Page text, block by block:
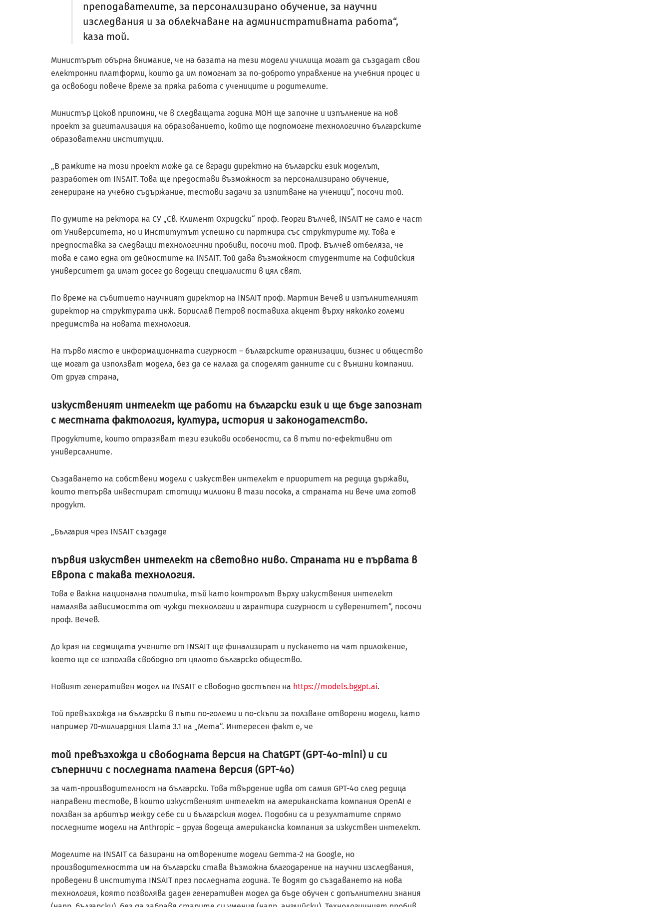
преподавателите, за персонализирано обучение, за научни
изследвания и за облекчаване на административната работа“,
каза той.
Министърът обърна внимание, че на базата на тези модели училища могат да създадат свои
електронни платформи, които да им помогнат за по-доброто управление на учебния процес и
да освободи повече време за пряка работа с учениците и родителите.
Министър Цоков припомни, че в следващата година МОН ще започне и изпълнение на нов
проект за дигитализация на образованието, който ще подпомогне технологично българските
образователни институции.
„В рамките на този проект може да се вгради директно на български език моделът,
разработен от INSAIT. Това ще предостави възможност за персонализирано обучение,
генериране на учебно съдържание, тестови задачи за изпитване на ученици“, посочи той.
По думите на ректора на СУ „Св. Климент Охридски“ проф. Георги Вълчев, INSAIT не само е част
от Университета, но и Институтът успешно си партнира със структурите му. Това е
предпоставка за следващи технологични пробиви, посочи той. Проф. Вълчев отбеляза, че
това е само една от дейностите на INSAIT. Той дава възможност студентите на Софийския
университет да имат досег до водещи специалисти в цял свят.
По време на събитието научният директор на INSAIT проф. Мартин Вечев и изпълнителният
директор на структурата инж. Борислав Петров поставиха акцент върху няколко големи
предимства на новата технология.
На първо място е информационната сигурност – българските организации, бизнес и общество
ще могат да използват модела, без да се налага да споделят данните си с външни компании.
От друга страна,
изкуственият интелект ще работи на български език и ще бъде запознат
с местната фактология, култура, история и законодателство.
Продуктите, които отразяват тези езикови особености, са в пъти по-ефективни от
универсалните.
Създаването на собствени модели с изкуствен интелект е приоритет на редица държави,
които тепърва инвестират стотици милиони в тази посока, а страната ни вече има готов
продукт.
„България чрез INSAIT създаде
първия изкуствен интелект на световно ниво. Страната ни е първата в
Европа с такава технология.
Това е важна национална политика, тъй като контролът върху изкуствения интелект
намалява зависимостта от чужди технологии и гарантира сигурност и суверенитет“, посочи
проф. Вечев.
До края на седмицата учените от INSAIT ще финализират и пускането на чат приложение,
което ще се използва свободно от цялото българско общество.
Новият генеративен модел на INSAIT е свободно достъпен на https://models.bggpt.ai.
Той превъзхожда на български в пъти по-големи и по-скъпи за ползване отворени модели, като
например 70-милиардния Llama 3.1 на „Мета“. Интересен факт е, че
той превъзхожда и свободната версия на ChatGPT (GPT-4o-mini) и си
съперничи с последната платена версия (GPT-4o)
за чат-производителност на български. Това твърдение идва от самия GPT-4o след редица
направени тестове, в които изкуственият интелект на американската компания OpenAI е
ползван за арбитър между себе си и българския модел. Подобни са и резултатите спрямо
последните модели на Anthropic – друга водеща американска компания за изкуствен интелект.
Моделите на INSAIT са базирани на отворените модели Gemma-2 на Google, но
производителността им на български става възможна благодарение на научни изследвания,
проведени в института INSAIT през последната година. Те водят до създаването на нова
технология, която позволява даден генеративен модел да бъде обучен с допълнителни знания